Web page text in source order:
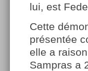
lui, est
Cette
présentée
elle a
Sampras a